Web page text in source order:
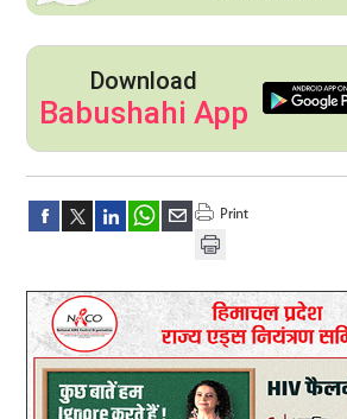
Download
Babushahi App